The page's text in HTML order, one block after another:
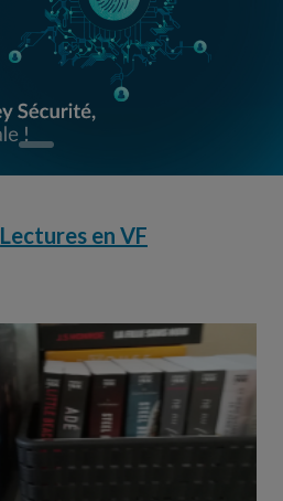
Lectures en VF